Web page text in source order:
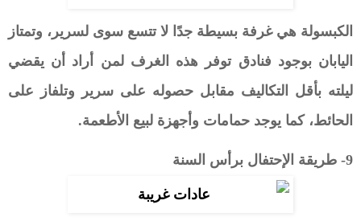
الكبسولة هي غرفة بسيطة جدًا لا تتسع سوى لسرير، وتمتاز
اليابان بوجود فنادق توفر هذه الغرف لمن أراد أن يقضي
ليلته بأقل التكاليف مقابل حصوله على سرير وتلفاز على
الحائط، كما يوجد حمامات وأجهزة لبيع الأطعمة.
9- طريقة الإحتفال برأس السنة